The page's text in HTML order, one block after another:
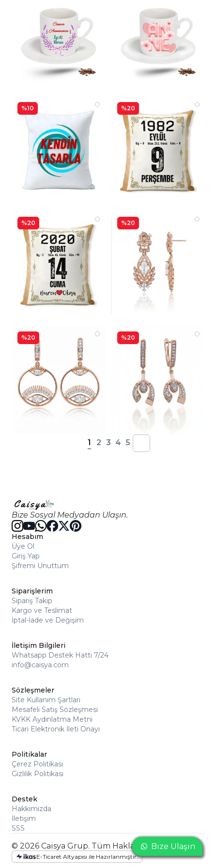
%10 %20
%20 %20
%20 %20
1 2 3 4 5
Bize Sosyal Medyadan Ulaşın.
Hesabım
Üye Ol
Giriş Yap
Şifremi Unuttum
Siparişlerim
Sipariş Takip
Kargo ve Teslimat
İptal-İade ve Değişim
İletişim Bilgileri
Whatsapp Destek Hattı 7/24
info@caisya.com
Sözleşmeler
Site Kullanım Şartları
Mesafeli Satış Sözleşmesi
KVKK Aydınlatma Metni
Ticari Elektronik İleti Onayı
Politikalar
Çerez Politikası
Gizlilik Politikası
Destek
Hakkımızda
İletişim
SSS
© 2026 Caisya Grup. Tüm Hakları Saklıdır
E-Ticaret Altyapısı ile Hazırlanmıştır.
Bize Ulaşın
Bize Ulaşın
Bize Ulaşın